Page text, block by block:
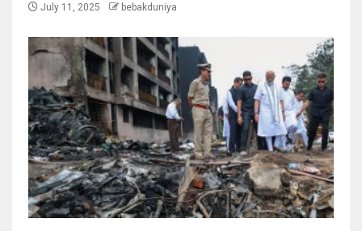
July 11, 2025 bebakduniya